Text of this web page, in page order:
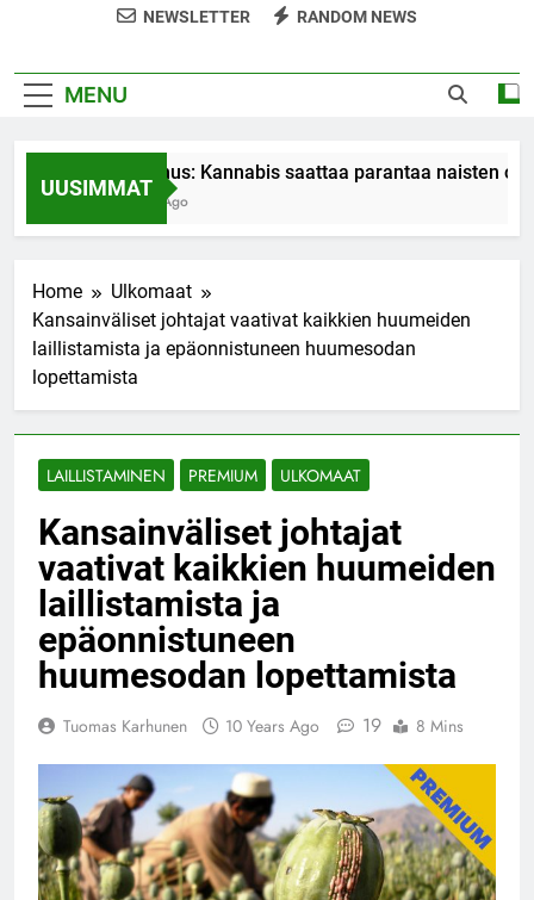
NEWSLETTER RANDOM NEWS
MENU
UUSIMMAT
Tutkimus: Kannabis saattaa parantaa naisten
7 Years Ago
Home
Ulkomaat
Kansainväliset johtajat vaativat kaikkien huumeiden
laillistamista ja epäonnistuneen huumesodan
lopettamista
LAILLISTAMINEN PREMIUM ULKOMAAT
Kansainväliset johtajat
vaativat kaikkien huumeiden
laillistamista ja
epäonnistuneen
huumesodan lopettamista
Tuomas Karhunen 10 Years Ago 19 8 Mins